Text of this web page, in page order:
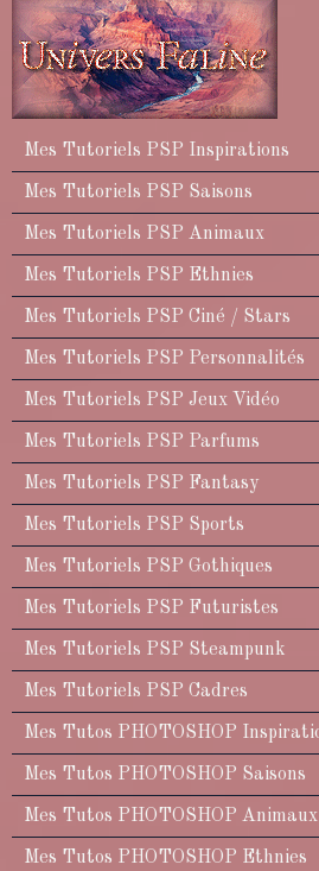
Mes Tutoriels PSP Inspirations
Mes Tutoriels PSP Saisons
Mes Tutoriels PSP Animaux
Mes Tutoriels PSP Ethnies
Mes Tutoriels PSP Ciné / Stars
Mes Tutoriels PSP Personnalités
Mes Tutoriels PSP Jeux Vidéo
Mes Tutoriels PSP Parfums
Mes Tutoriels PSP Fantasy
Mes Tutoriels PSP Sports
Mes Tutoriels PSP Gothiques
Mes Tutoriels PSP Futuristes
Mes Tutoriels PSP Steampunk
Mes Tutoriels PSP Cadres
Mes Tutos PHOTOSHOP
Mes Tutos PHOTOSHOP Saisons
Mes Tutos PHOTOSHOP Animaux
Mes Tutos PHOTOSHOP Ethnies